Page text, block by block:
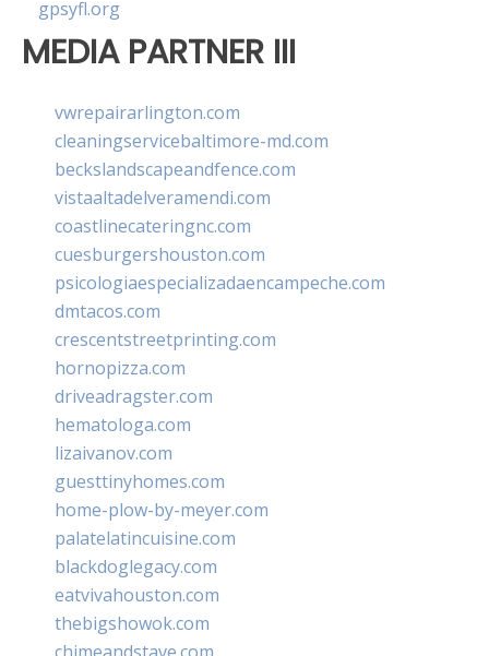
gpsyfl.org
MEDIA PARTNER III
vwrepairarlington.com
cleaningservicebaltimore-md.com
beckslandscapeandfence.com
vistaaltadelveramendi.com
coastlinecateringnc.com
cuesburgershouston.com
psicologiaespecializadaencampeche.com
dmtacos.com
crescentstreetprinting.com
hornopizza.com
driveadragster.com
hematologa.com
lizaivanov.com
guesttinyhomes.com
home-plow-by-meyer.com
palatelatincuisine.com
blackdoglegacy.com
eatvivahouston.com
thebigshowok.com